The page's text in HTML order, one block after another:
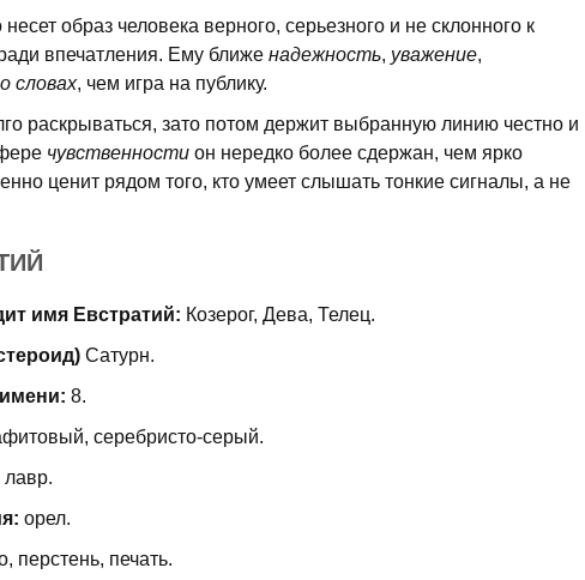
образ человека верного, серьезного и не склонного к
впечатления. Ему ближе надежность, уважение,
словах, чем игра на публику.
раскрываться, зато потом держит выбранную линию честно и
чувственности он нередко более сдержан, чем ярко
ценит рядом того, кто умеет слышать тонкие сигналы, а не
имя Евстратий: Козерог, Дева, Телец.
Сатурн.
8.
серебристо-серый.
лавр.
орел.
перстень, печать.